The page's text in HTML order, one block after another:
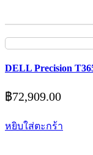
DELL Precision
฿72,909.00
หยิบใส่ตะกร้า